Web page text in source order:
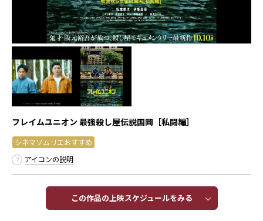
フレイムユニオン 最強殺し屋伝説国岡［私闘編］
シネマソムリエおすすめ
アイコンの説明
この作品の上映スケジュールをみる​​